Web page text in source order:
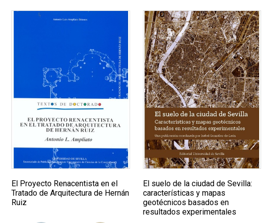
El Proyecto Renacentista en el
Tratado de Arquitectura de Hernán
Ruiz
El suelo de la ciudad de Sevilla:
características y mapas
geotécnicos basados en
resultados experimentales